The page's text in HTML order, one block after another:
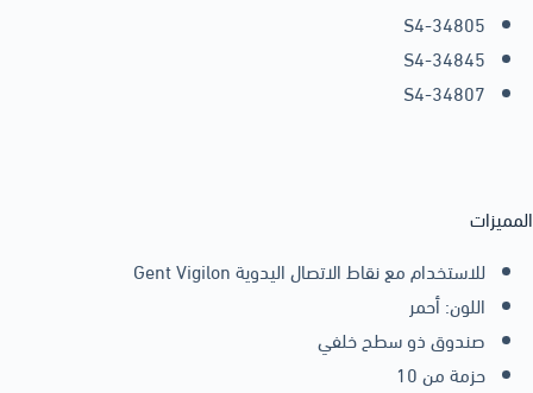
S4-34805
S4-34845
S4-34807
المميزات
للاستخدام مع نقاط الاتصال اليدوية Gent Vigilon
اللون: أحمر
صندوق ذو سطح خلفي
حزمة من 10